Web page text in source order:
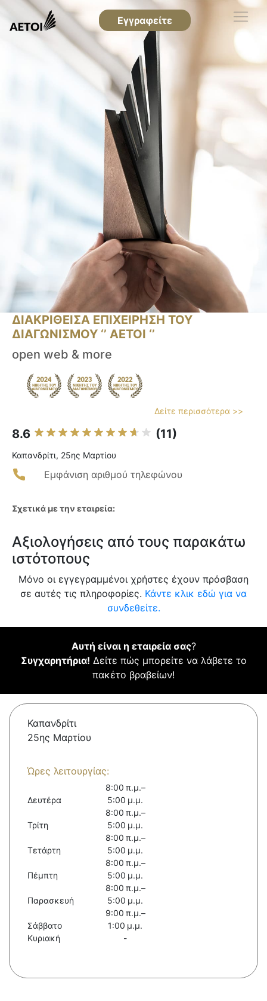
Εγγραφείτε
ΔΙΑΚΡΙΘΕΙΣΑ ΕΠΙΧΕΙΡΗΣΗ ΤΟΥ
ΔΙΑΓΩΝΙΣΜΟΥ ‘’ ΑΕΤΟΙ ‘’
open web & more
Δείτε περισσότερα >>
8.6 (11)
Καπανδρίτι, 25ης Μαρτίου
Εμφάνιση αριθμού τηλεφώνου
Σχετικά με την εταιρεία:
Αξιολογήσεις από τους παρακάτω
ιστότοπους
Μόνο οι εγγεγραμμένοι χρήστες έχουν πρόσβαση
σε αυτές τις πληροφορίες. Κάντε κλικ εδώ για να
συνδεθείτε.
Αυτή είναι η εταιρεία σας?
Συγχαρητήρια! Δείτε πώς μπορείτε να λάβετε το
πακέτο βραβείων!
Καπανδρίτι
25ης Μαρτίου
Ώρες λειτουργίας:
Δευτέρα
8:00 π.μ.–
5:00 μ.μ.
Τρίτη
8:00 π.μ.–
5:00 μ.μ.
Τετάρτη
8:00 π.μ.–
5:00 μ.μ.
Πέμπτη
8:00 π.μ.–
5:00 μ.μ.
Παρασκευή
8:00 π.μ.–
5:00 μ.μ.
Σάββατο
9:00 π.μ.–
1:00 μ.μ.
Κυριακή
-